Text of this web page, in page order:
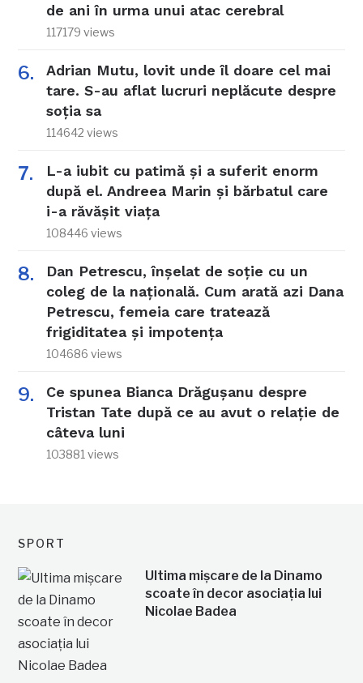
de ani în urma unui atac cerebral
117179 views
Adrian Mutu, lovit unde îl doare cel mai
tare. S-au aflat lucruri neplăcute despre
soția sa
114642 views
L-a iubit cu patimă și a suferit enorm
după el. Andreea Marin și bărbatul care
i-a răvășit viața
108446 views
Dan Petrescu, înșelat de soție cu un
coleg de la națională. Cum arată azi Dana
Petrescu, femeia care tratează
frigiditatea și impotența
104686 views
Ce spunea Bianca Drăgușanu despre
Tristan Tate după ce au avut o relație de
câteva luni
103881 views
SPORT
Ultima mișcare de la Dinamo
scoate în decor asociația lui
Nicolae Badea